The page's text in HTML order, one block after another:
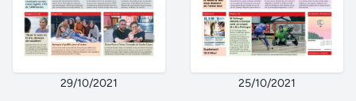
29/10/2021 25/10/2021